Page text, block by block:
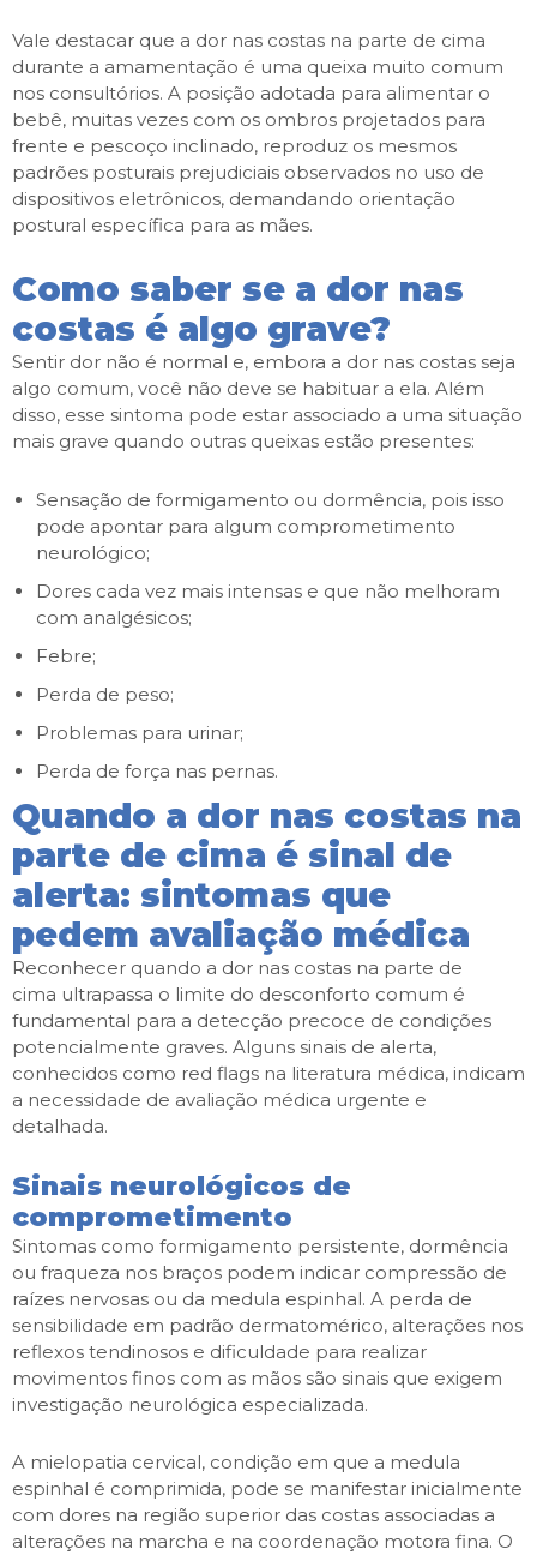
Vale destacar que a dor nas costas na parte de cima
durante a amamentação é uma queixa muito comum
nos consultórios. A posição adotada para alimentar o
bebê, muitas vezes com os ombros projetados para
frente e pescoço inclinado, reproduz os mesmos
padrões posturais prejudiciais observados no uso de
dispositivos eletrônicos, demandando orientação
postural específica para as mães.
Como saber se a dor nas
costas é algo grave?
Sentir dor não é normal e, embora a dor nas costas seja
algo comum, você não deve se habituar a ela. Além
disso, esse sintoma pode estar associado a uma situação
mais grave quando outras queixas estão presentes:
Sensação de formigamento ou dormência, pois isso
pode apontar para algum comprometimento
neurológico;
Dores cada vez mais intensas e que não melhoram
com analgésicos;
Febre;
Perda de peso;
Problemas para urinar;
Perda de força nas pernas.
Quando a dor nas costas na
parte de cima é sinal de
alerta: sintomas que
pedem avaliação médica
Reconhecer quando a dor nas costas na parte de
cima ultrapassa o limite do desconforto comum é
fundamental para a detecção precoce de condições
potencialmente graves. Alguns sinais de alerta,
conhecidos como red flags na literatura médica, indicam
a necessidade de avaliação médica urgente e
detalhada.
Sinais neurológicos de
comprometimento
Sintomas como formigamento persistente, dormência
ou fraqueza nos braços podem indicar compressão de
raízes nervosas ou da medula espinhal. A perda de
sensibilidade em padrão dermatomérico, alterações nos
reflexos tendinosos e dificuldade para realizar
movimentos finos com as mãos são sinais que exigem
investigação neurológica especializada.
A mielopatia cervical, condição em que a medula
espinhal é comprimida, pode se manifestar inicialmente
com dores na região superior das costas associadas a
alterações na marcha e na coordenação motora fina. O